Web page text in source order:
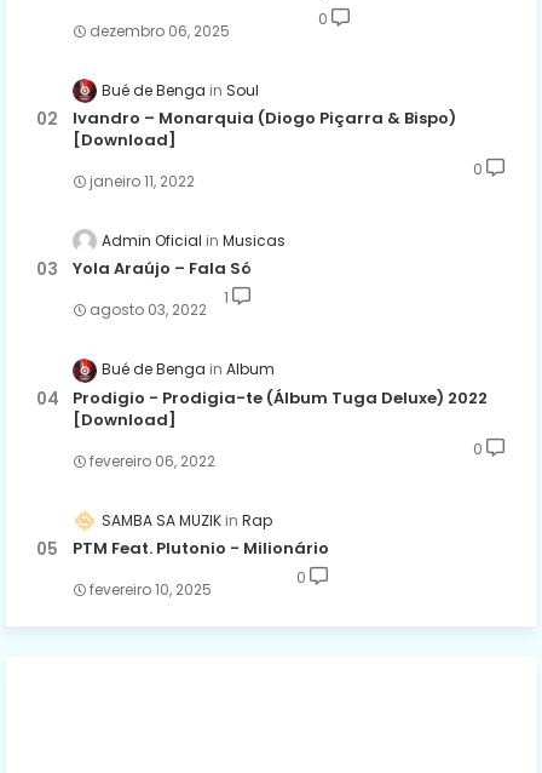
dezembro 06, 2025
0
Bué de Benga Soul
Ivandro – Monarquia (Diogo Piçarra & Bispo)
[Download]
janeiro 11, 2022
0
Admin Oficial Musicas
Yola Araújo – Fala Só
agosto 03, 2022
1
Bué de Benga Album
Prodigio - Prodigia-te (Álbum Tuga Deluxe) 2022
[Download]
fevereiro 06, 2022
0
SAMBA SA MUZIK Rap
PTM Feat. Plutonio - Milionário
fevereiro 10, 2025
0